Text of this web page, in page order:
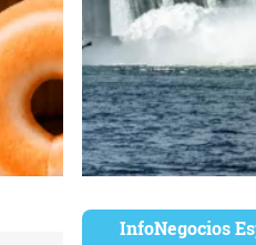
InfoNegocios